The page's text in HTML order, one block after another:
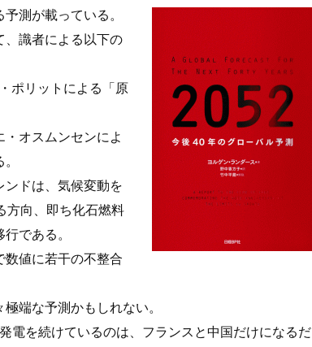
測が載っている。
、識者による以下の
ポリットによる「原
オスムンセンによ
ンドは、気候変動を
方向、即ち化石燃料
である。
数値に若干の不整合
端な予測かもしれない。
電を続けているのは、フランスと中国だけになるだ